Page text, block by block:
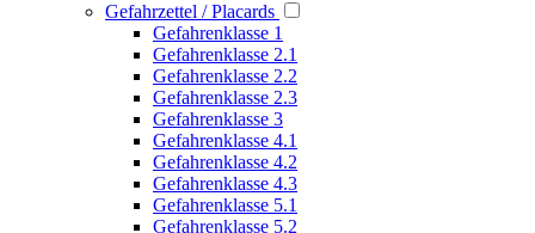
Gefahrzettel / Placards
Gefahrenklasse 1
Gefahrenklasse 2.1
Gefahrenklasse 2.2
Gefahrenklasse 2.3
Gefahrenklasse 3
Gefahrenklasse 4.1
Gefahrenklasse 4.2
Gefahrenklasse 4.3
Gefahrenklasse 5.1
Gefahrenklasse 5.2